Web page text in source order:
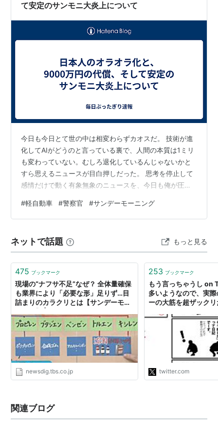
て安定のサンモニ大炎上について
今日も今日とて世の中は相変わらずカオスだ。 技術が進
化してAIがどうのと言っている裏で、人間の本質は1ミリ
も変わっていない。むしろ退化しているんじゃないかと
すら思えるニュースが目白押しだった。 思考を停止して
感情だけで動く有象無象のニュースを、今日も俺が圧倒
にしないと売れない日本の末路 【結論】 日本人は「舐め
られたくない」という強迫観念で車を選んでいる。 新型
キギラギラ」「オラオラ顔」のミニバンや軽自動車で溢
れ返っている。メーカーの狙いと市場のギャップがどう
のと言われているが、理由は…
#軽自動車 #警察官 #サンデーモーニング
ネットで話題 もっと見る
475 ブックマーク
現場の“ナフサ不足”なぜ？ 全体量確保
も業界により「必要な形」足りず…目
詰まりのカラクリとは【サンデーモー
newsdig.tbs.co.jp
253 ブックマーク
もう言っちゃうし on
多いようなので、実
ーの大筋を超ザック
リーを創作したのが
ったのが民進党。 #
デーモーニング #加計
https://t.co/
twitter.com
関連ブログ